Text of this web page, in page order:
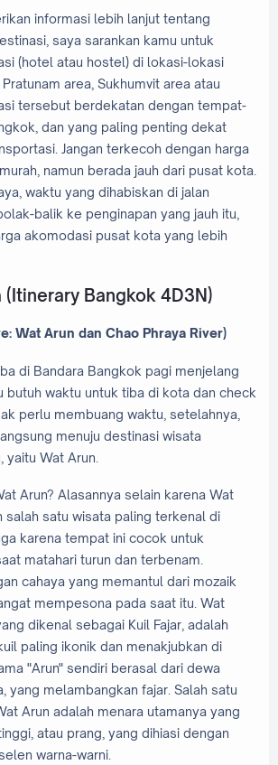
informasi lebih lanjut tentang
saya sarankan kamu untuk
(hotel atau hostel) di lokasi-lokasi
area, Sukhumvit area atau
tersebut berdekatan dengan tempat-
dan yang paling penting dekat
Jangan terkecoh dengan harga
namun berada jauh dari pusat kota.
waktu yang dihabiskan di jalan
balik ke penginapan yang jauh itu,
akomodasi pusat kota yang lebih
(Itinerary Bangkok 4D3N)
Wat Arun dan Chao Phraya River)
di Bandara Bangkok pagi menjelang
butuh waktu untuk tiba di kota dan check
perlu membuang waktu, setelahnya,
menuju destinasi wisata
yaitu Wat Arun.
Arun? Alasannya selain karena Wat
salah satu wisata paling terkenal di
karena tempat ini cocok untuk
matahari turun dan terbenam.
cahaya yang memantul dari mozaik
mempesona pada saat itu. Wat
dikenal sebagai Kuil Fajar, adalah
paling ikonik dan menakjubkan di
"Arun" sendiri berasal dari dewa
yang melambangkan fajar. Salah satu
Arun adalah menara utamanya yang
atau prang, yang dihiasi dengan
warna-warni.